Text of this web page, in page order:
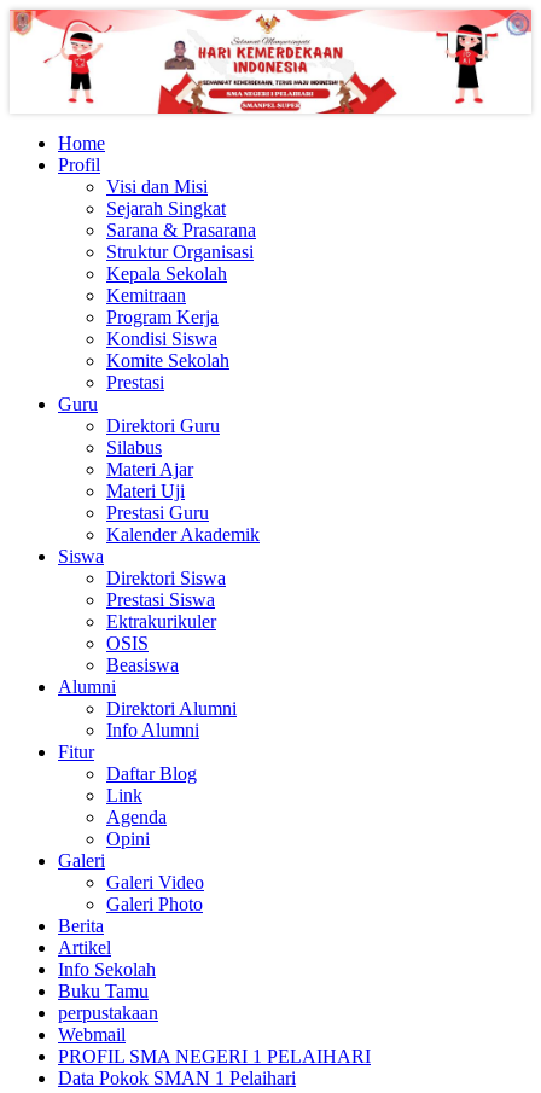
Home
Profil
Visi dan Misi
Sejarah Singkat
Sarana & Prasarana
Struktur Organisasi
Kepala Sekolah
Kemitraan
Program Kerja
Kondisi Siswa
Komite Sekolah
Prestasi
Guru
Direktori Guru
Silabus
Materi Ajar
Materi Uji
Prestasi Guru
Kalender Akademik
Siswa
Direktori Siswa
Prestasi Siswa
Ektrakurikuler
OSIS
Beasiswa
Alumni
Direktori Alumni
Info Alumni
Fitur
Daftar Blog
Link
Agenda
Opini
Galeri
Galeri Video
Galeri Photo
Berita
Artikel
Info Sekolah
Buku Tamu
perpustakaan
Webmail
PROFIL SMA NEGERI 1 PELAIHARI
Data Pokok SMAN 1 Pelaihari